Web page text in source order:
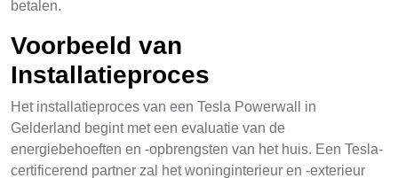
betalen.
Voorbeeld van
Installatieproces
Het installatieproces van een Tesla Powerwall in
Gelderland begint met een evaluatie van de
energiebehoeften en -opbrengsten van het huis. Een Tesla-
certificerend partner zal het woninginterieur en -exterieur